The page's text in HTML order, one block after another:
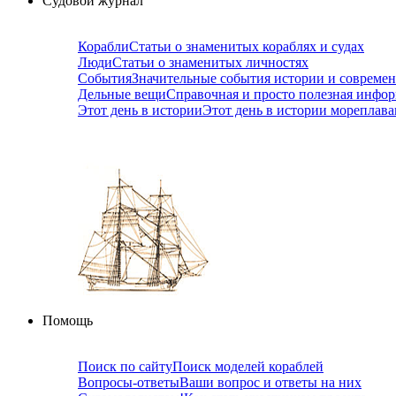
КораблиСтатьи о знаменитых кораблях и судах
ЛюдиСтатьи о знаменитых личностях
СобытияЗначительные события истории и
Дельные вещиСправочная и просто полезная
Этот день в историиЭтот день в истории
Помощь
Поиск по сайтуПоиск моделей кораблей
Вопросы-ответыВаши вопрос и ответы на них